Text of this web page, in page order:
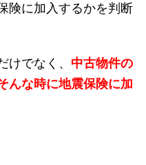
険に加入するかを判断
けでなく、 中古物件の
んな時に地震保険に加